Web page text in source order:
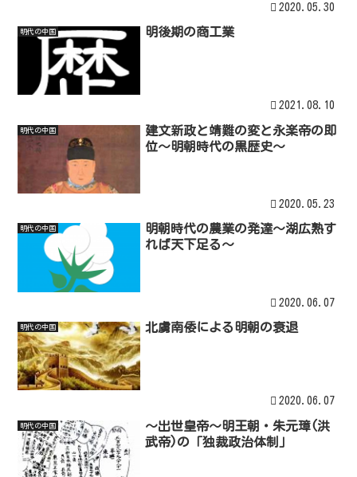
2020.05.30
明代の中国 明後期の商工業
2021.08.10
明代の中国
建文新政と靖難の変と永楽帝の即
位～明朝時代の黒歴史～
2020.05.23
明代の中国
明朝時代の農業の発達～湖広熟す
れば天下足る～
2020.06.07
明代の中国 北虜南倭による明朝の衰退
2020.06.07
明代の中国
～出世皇帝～明王朝・朱元璋(洪
武帝)の「独裁政治体制」